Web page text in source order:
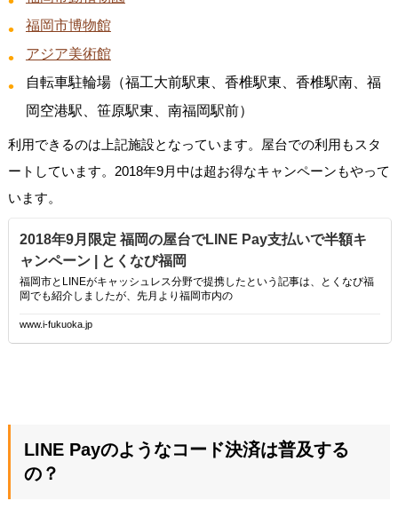
福岡市博物館
アジア美術館
自転車駐輪場（福工大前駅東、香椎駅東、香椎駅南、福
岡空港駅、笹原駅東、南福岡駅前）
利用できるのは上記施設となっています。屋台での利用もスタ
ートしています。2018年9月中は超お得なキャンペーンもやって
います。
2018年9月限定 福岡の屋台でLINE Pay支払いで半額キ
ャンペーン | とくなび福岡
福岡市とLINEがキャッシュレス分野で提携したという記事は、とくなび福
岡でも紹介しましたが、先月より福岡市内の
www.i-fukuoka.jp
LINE Payのようなコード決済は普及する
の？